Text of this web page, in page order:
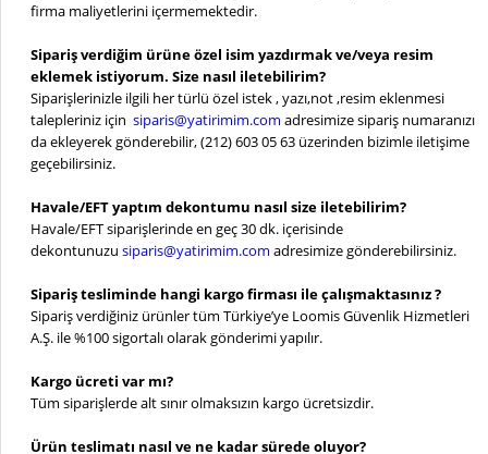
firma maliyetlerini içermemektedir.
Sipariş verdiğim ürüne özel isim yazdırmak ve/veya resim
eklemek istiyorum. Size nasıl iletebilirim?
Siparişlerinizle ilgili her türlü özel istek , yazı,not ,resim eklenmesi
talepleriniz için siparis@yatirimim.com adresimize sipariş numaranızı
da ekleyerek gönderebilir, (212) 603 05 63 üzerinden bizimle iletişime
geçebilirsiniz.
Havale/EFT yaptım dekontumu nasıl size iletebilirim?
Havale/EFT siparişlerinde en geç 30 dk. içerisinde
dekontunuzu siparis@yatirimim.com adresimize gönderebilirsiniz.
Sipariş tesliminde hangi kargo firması ile çalışmaktasınız ?
Sipariş verdiğiniz ürünler tüm Türkiye’ye Loomis Güvenlik Hizmetleri
A.Ş. ile %100 sigortalı olarak gönderimi yapılır.
Kargo ücreti var mı?
Tüm siparişlerde alt sınır olmaksızın kargo ücretsizdir.
Ürün teslimatı nasıl ve ne kadar sürede oluyor?